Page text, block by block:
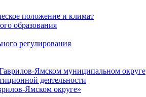
положение и климат
образования
регулирования
Ямском муниципальном округе
деятельности
Ямском округе»